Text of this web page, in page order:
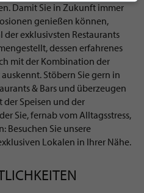
Damit Sie in Zukunft immer
genießen können,
exklusivsten Restaurants
dessen erfahrenes
mit der Kombination der
Stöbern Sie gern in
& Bars und überzeugen
der Speisen und der
Sie, fernab vom Alltagsstress,
Besuchen Sie unsere
Lokalen in Ihrer Nähe.